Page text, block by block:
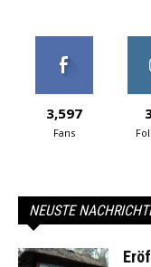
3,597
Fans
NEUSTE